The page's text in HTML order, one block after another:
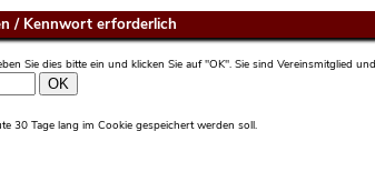
/ Kennwort erforderlich
Sie dies bitte ein und klicken Sie auf "OK". Sie sind Vereinsmitglied
30 Tage lang im Cookie gespeichert werden soll.